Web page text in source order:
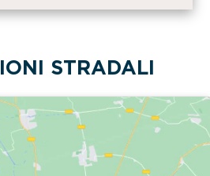
STRADALI